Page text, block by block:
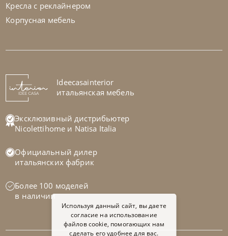
Диван Megan
На заказ 45-90 дн
Кресла с реклайнером
Корпусная мебель
Ideecasainterior
итальянская мебель
Эксклюзивный дистрибьютер
Nicolettihome и Natisa Italia
Официальный дилер
итальянских фабрик
Более 100 моделей
в наличии
Используя данный сайт, вы даете
согласие на использование
файлов cookie, помогающих нам
сделать его удобнее для вас.